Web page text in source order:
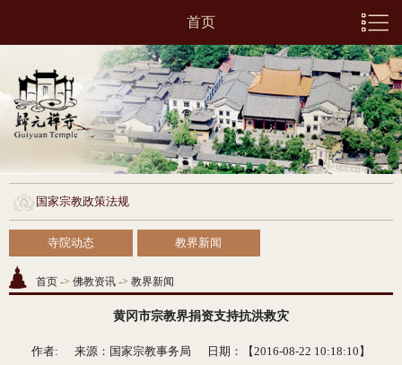
首页
国家宗教政策法规
寺院动态 教界新闻
首页 -> 佛教资讯 -> 教界新闻
黄冈市宗教界捐资支持抗洪救灾
作者: 来源： 国家宗教事务局 日期：【2016-08-22 10:18:10】